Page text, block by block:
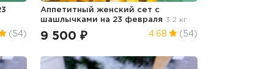
(54)
Аппетитный женский сет с
шашлычками на 23 февраля 3.2 кг
9 500 ₽ 4.68 (54)